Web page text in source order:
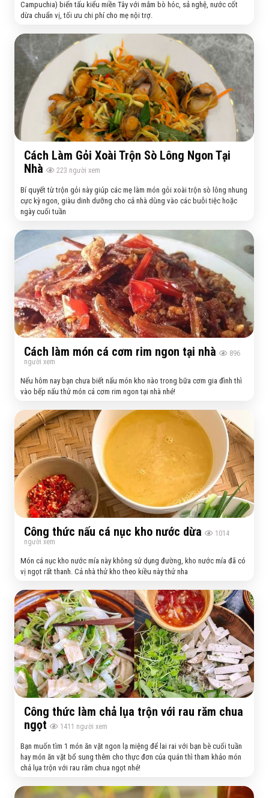
Campuchia) biến tấu kiểu miền Tây với mắm bò hóc, sả nghệ, nước cốt
dừa chuẩn vị, tối ưu chi phí cho mẹ nội trợ.
Cách Làm Gỏi Xoài Trộn Sò Lông Ngon Tại
Nhà
223 người xem
Bí quyết từ trộn gỏi này giúp các mẹ làm món gỏi xoài trộn sò lông nhung
cực kỳ ngon, giàu dinh dưỡng cho cả nhà dùng vào các buỗi tiệc hoặc
ngày cuối tuần
Cách làm món cá cơm rim ngon tại nhà
896
người xem
Nếu hôm nay bạn chưa biết nấu món kho nào trong bữa cơm gia đình thì
vào bếp nấu thử món cá cơm rim ngon tại nhà nhé!
Công thức nấu cá nục kho nước dừa
1014
người xem
Món cá nục kho nước mía này không sử dụng đường, kho nước mía đã có
vị ngọt rất thanh. Cả nhà thử kho theo kiều này thử nha
Công thức làm chả lụa trộn với rau răm chua
ngọt
1411 người xem
Bạn muốn tìm 1 món ăn vặt ngon lạ miệng để lai rai với bạn bè cuối tuần
hay món ăn vặt bổ sung thêm cho thực đơn của quán thì tham khảo món
chả lụa trộn với rau răm chua ngọt nhé!